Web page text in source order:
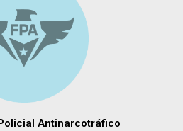
Antinarcotráfico